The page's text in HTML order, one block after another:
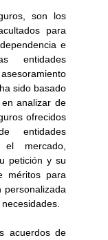
son los
para
e
entidades
sido basado
analizar de
ofrecidos
entidades
mercado,
petición y su
méritos para
personalizada
acuerdos de